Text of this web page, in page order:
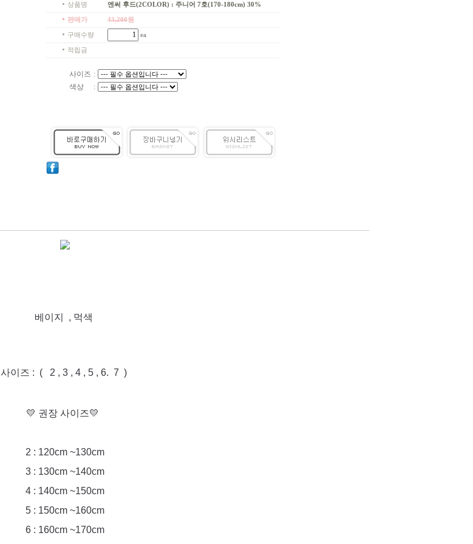
상품명 엔써 후드(2COLOR) : 주니어 7호(170-180cm) 30%
판매가 43,200원
구매수량 ea
적립금
사이즈 :
색상
:
베이지 , 먹색
사이즈 : ( 2 , 3 , 4 , 5 , 6. 7 )
💛 권장 사이즈💛
2 : 120cm ~130cm
3 : 130cm ~140cm
4 : 140cm ~150cm
5 : 150cm ~160cm
6 : 160cm ~170cm